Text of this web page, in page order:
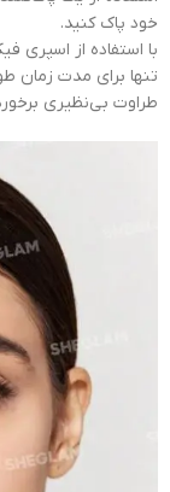
خود پاک کنید.
تنها برای مدت زمان
طراوت بی‌نظیری